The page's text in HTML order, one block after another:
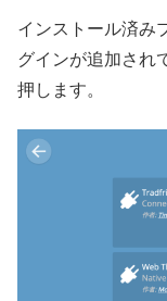
インストール済み
グインが追加され
押します。